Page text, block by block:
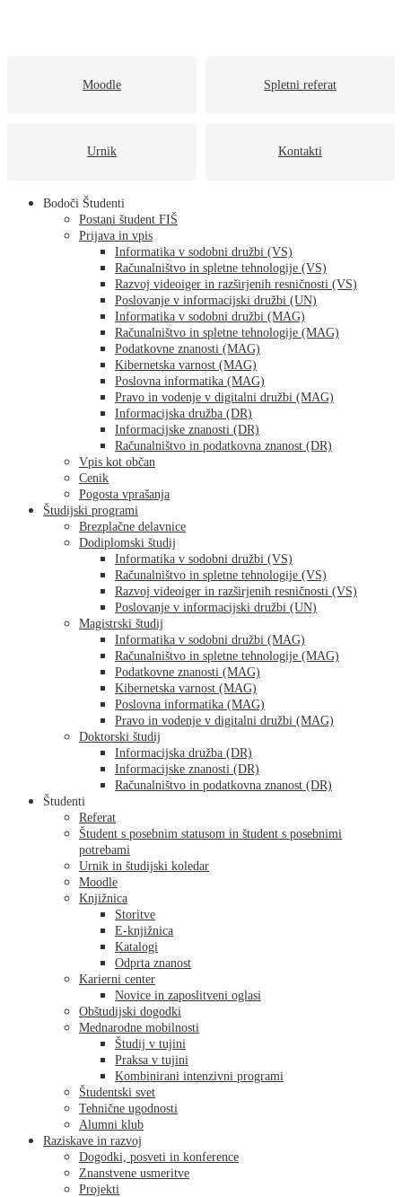
Moodle Spletni referat
Urnik Kontakti
Bodoči Študenti
Postani študent FIŠ
Prijava in vpis
Informatika v sodobni družbi (VS)
Računalništvo in spletne tehnologije (VS)
Razvoj videoiger in razširjenih resničnosti (VS)
Poslovanje v informacijski družbi (UN)
Informatika v sodobni družbi (MAG)
Računalništvo in spletne tehnologije (MAG)
Podatkovne znanosti (MAG)
Kibernetska varnost (MAG)
Poslovna informatika (MAG)
Pravo in vodenje v digitalni družbi (MAG)
Informacijska družba (DR)
Informacijske znanosti (DR)
Računalništvo in podatkovna znanost (DR)
Vpis kot občan
Cenik
Pogosta vprašanja
Študijski programi
Brezplačne delavnice
Dodiplomski študij
Informatika v sodobni družbi (VS)
Računalništvo in spletne tehnologije (VS)
Razvoj videoiger in razširjenih resničnosti (VS)
Poslovanje v informacijski družbi (UN)
Magistrski študij
Informatika v sodobni družbi (MAG)
Računalništvo in spletne tehnologije (MAG)
Podatkovne znanosti (MAG)
Kibernetska varnost (MAG)
Poslovna informatika (MAG)
Pravo in vodenje v digitalni družbi (MAG)
Doktorski študij
Informacijska družba (DR)
Informacijske znanosti (DR)
Računalništvo in podatkovna znanost (DR)
Študenti
Referat
Študent s posebnim statusom in študent s posebnimi
potrebami
Urnik in študijski koledar
Moodle
Knjižnica
Storitve
E-knjižnica
Katalogi
Odprta znanost
Karierni center
Novice in zaposlitveni oglasi
Obštudijski dogodki
Mednarodne mobilnosti
Študij v tujini
Praksa v tujini
Kombinirani intenzivni programi
Študentski svet
Tehnične ugodnosti
Alumni klub
Raziskave in razvoj
Dogodki, posveti in konference
Znanstvene usmeritve
Projekti